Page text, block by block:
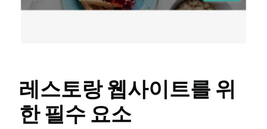
레스토랑 웹사이트를 위
한 필수 요소